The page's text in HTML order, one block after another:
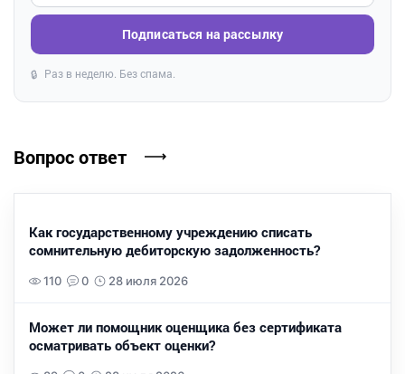
Подписаться на рассылку
🔒 Раз в неделю. Без спама.
Вопрос ответ
Как государственному учреждению списать
сомнительную дебиторскую задолженность?
110 0 28 июля 2026
Может ли помощник оценщика без сертификата
осматривать объект оценки?